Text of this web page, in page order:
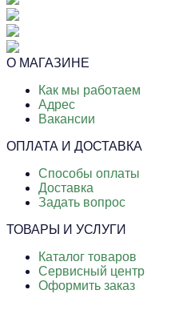
О МАГАЗИНЕ
Как мы работаем
Адрес
Вакансии
ОПЛАТА И ДОСТАВКА
Способы оплаты
Доставка
Задать вопрос
ТОВАРЫ И УСЛУГИ
Каталог товаров
Сервисный центр
Оформить заказ